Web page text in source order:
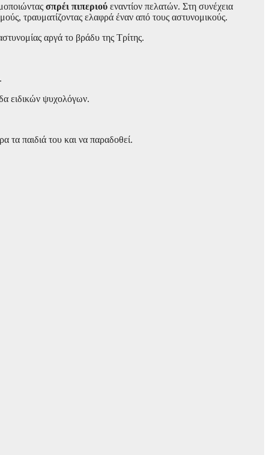
σπρέι πιπεριού εναντίον πελατών. Στη συνέχεια
τραυματίζοντας ελαφρά έναν από τους αστυνομικούς.
αργά το βράδυ της Τρίτης.
ειδικών ψυχολόγων.
τα παιδιά του και να παραδοθεί.